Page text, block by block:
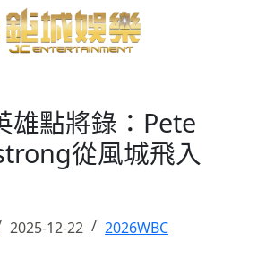
雄點將錄：Pete
從風城飛入
2025-12-22 2026WBC